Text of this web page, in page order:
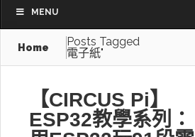
MENU
Home
Posts Tagged
電子紙"
【CIRCUS Pi】
ESP32教學系列：